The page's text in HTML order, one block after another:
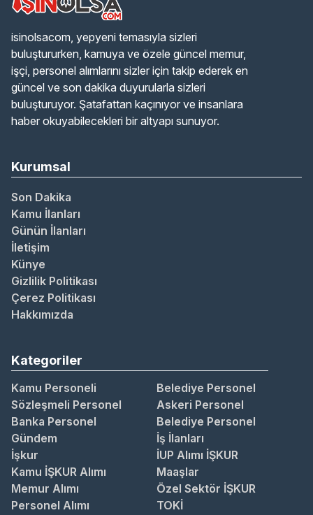
isinolsacom, yepyeni temasıyla sizleri
buluştururken, kamuya ve özele güncel memur,
işçi, personel alımlarını sizler için takip ederek en
güncel ve son dakika duyurularla sizleri
buluşturuyor. Şatafattan kaçınıyor ve insanlara
haber okuyabilecekleri bir altyapı sunuyor.
Kurumsal
Son Dakika
Kamu İlanları
Günün İlanları
İletişim
Künye
Gizlilik Politikası
Çerez Politikası
Hakkımızda
Kategoriler
Kamu Personeli
Belediye Personel
Sözleşmeli Personel
Askeri Personel
Banka Personel
Belediye Personel
Gündem
İş İlanları
İşkur
İUP Alımı İŞKUR
Kamu İŞKUR Alımı
Maaşlar
Memur Alımı
Özel Sektör İŞKUR
Personel Alımı
TOKİ